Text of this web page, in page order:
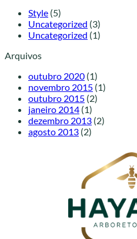
Style (5)
Uncategorized (3)
Uncategorized (1)
Arquivos
outubro 2020 (1)
novembro 2015 (1)
outubro 2015 (2)
janeiro 2014 (1)
dezembro 2013 (2)
agosto 2013 (2)